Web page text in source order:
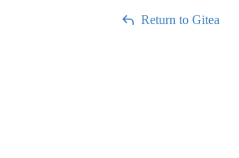
Return to Gitea